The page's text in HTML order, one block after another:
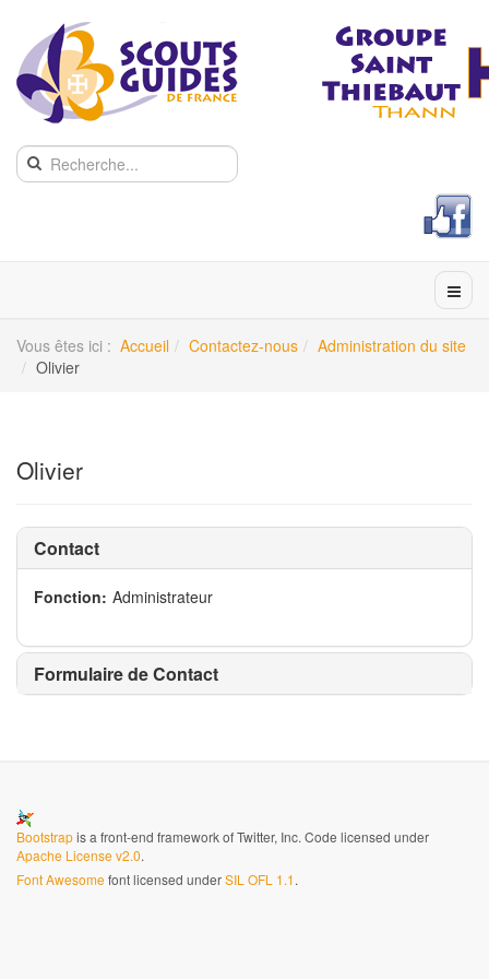
Vous êtes ici : Accueil Contactez-nous
Administration du site
Olivier
Olivier
Contact
Fonction: Administrateur
Formulaire de Contact
Bootstrapis a front-end framework of Twitter, Inc. Code licensed under
Apache License v2.0.
Font Awesomefont licensed underSIL OFL 1.1.